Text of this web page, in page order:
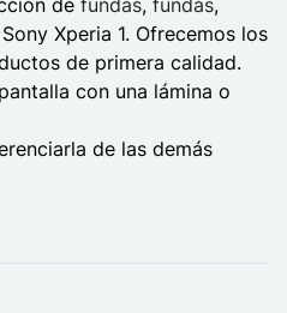
Xperia 1. Ofrecemos los
de primera calidad.
con una lámina o
de las demás